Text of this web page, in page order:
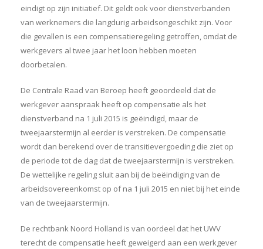
eindigt op zijn initiatief. Dit geldt ook voor dienstverbanden
van werknemers die langdurig arbeidsongeschikt zijn. Voor
die gevallen is een compensatieregeling getroffen, omdat de
werkgevers al twee jaar het loon hebben moeten
doorbetalen.
De Centrale Raad van Beroep heeft geoordeeld dat de
werkgever aanspraak heeft op compensatie als het
dienstverband na 1 juli 2015 is geëindigd, maar de
tweejaarstermijn al eerder is verstreken. De compensatie
wordt dan berekend over de transitievergoeding die ziet op
de periode tot de dag dat de tweejaarstermijn is verstreken.
De wettelijke regeling sluit aan bij de beëindiging van de
arbeidsovereenkomst op of na 1 juli 2015 en niet bij het einde
van de tweejaarstermijn.
De rechtbank Noord Holland is van oordeel dat het UWV
terecht de compensatie heeft geweigerd aan een werkgever